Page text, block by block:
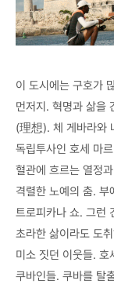
이 도시에는 구호가
먼저지. 혁명과 삶을
(理想). 체 게바라와
독립투사인 호세 마
혈관에 흐르는 열정
격렬한 노예의 춤. 부
트로피카나 쇼. 그런
초라한 삶이라도 도
미소 짓던 이웃들. 호
쿠바인들. 쿠바를 탈